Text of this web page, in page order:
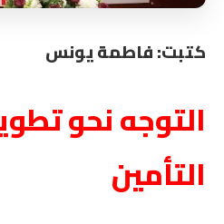
كتبت: فاطمة يونس
التوجه نحو
التأمين